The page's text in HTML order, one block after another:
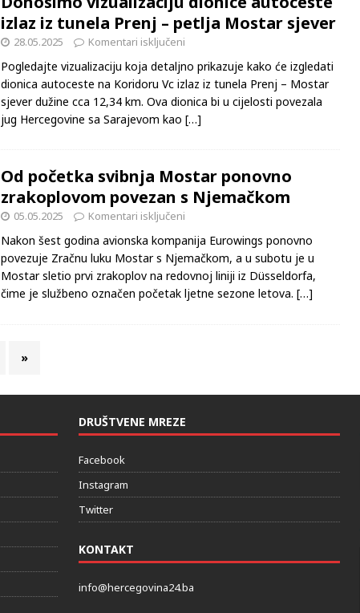
Donosimo vizualizaciju dionice autoceste
izlaz iz tunela Prenj – petlja Mostar sjever
28.05.2025 Komentari isključeni
Pogledajte vizualizaciju koja detaljno prikazuje kako će izgledati
dionica autoceste na Koridoru Vc izlaz iz tunela Prenj – Mostar
sjever dužine cca 12,34 km. Ova dionica bi u cijelosti povezala
Od početka svibnja Mostar ponovno
zrakoplovom povezan s Njemačkom
05.05.2025 Komentari isključeni
Nakon šest godina avionska kompanija Eurowings ponovno
povezuje Zračnu luku Mostar s Njemačkom, a u subotu je u
Mostar sletio prvi zrakoplov na redovnoj liniji iz Düsseldorfa,
Facebook
Instagram